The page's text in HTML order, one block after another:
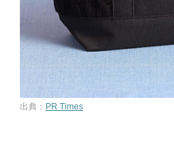
出典： PR Times